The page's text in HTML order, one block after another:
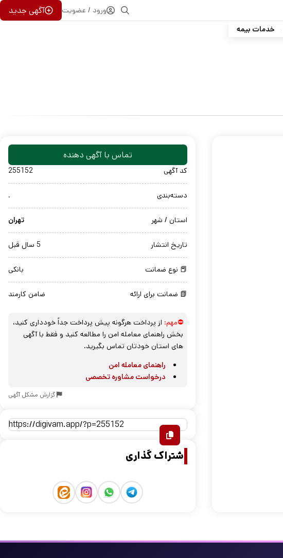
ورود / عضویت
آگهی جدید
خدمات بیمه
تماس با آگهی دهنده
کد آگهی 255152
دسته‌بندی .
استان / شهر تهران
تاریخ انتشار 5 سال قبل
📕 نوع ضمانت بانکی
📗 ضمانت برای ارائه ضامن کارمند
⛔مهم: از پرداخت هرگونه پیش پرداخت جداً خودداری کنید،
بخش راهنمای معامله امن را مطالعه کنید و فقط با آگهی
های استان خودتان تماس بگیرید.
راهنمای معامله امن
درخواست مشاوره تخصصی
گزارش مشکل آگهی
اشتراک گذاری